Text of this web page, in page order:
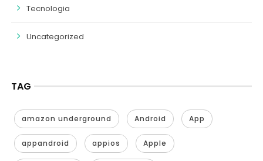
Tecnologia
Uncategorized
TAG
amazon underground Android App
appandroid appios Apple